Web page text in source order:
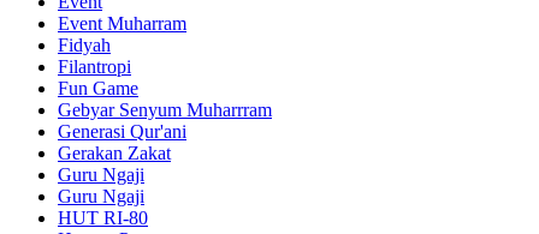
Event Muharram
Fidyah
Filantropi
Fun Game
Gebyar Senyum Muharrram
Generasi Qur'ani
Gerakan Zakat
Guru Ngaji
Guru Ngaji
HUT RI-80